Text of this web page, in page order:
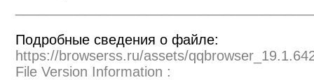
Подробные сведения о файле:
https://browserss.ru/assets/
File Version Information :